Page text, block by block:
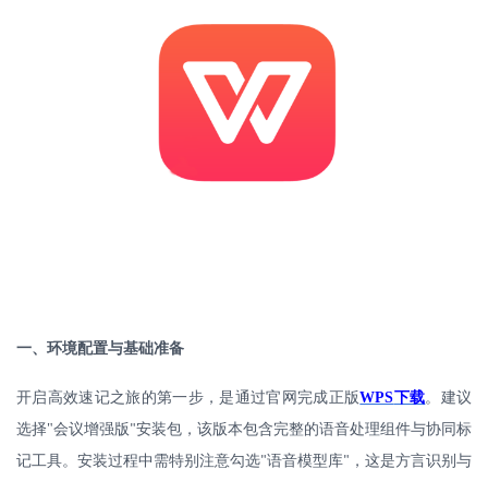
一、环境配置与基础准备
开启高效速记之旅的第一步，是通过官网完成正版WPS下载。建议
选择"会议增强版 "安装包，该版本包含完整的语音处理组件与协同标
记工具。安装过程中需特别注意勾选"语音模型库" ，这是方言识别与